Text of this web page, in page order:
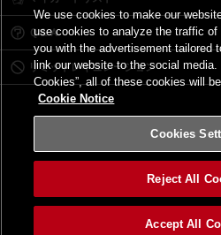
Ｑ＆Ａ
リミットレギュレーション
We use cookies to make our
use cookies to analyze the traffic of
you with the advertisement tailored
link our website to the social media.
Cookies”, all of these cookies will
Cookie Notice
Cookies
Reject All
Accept All